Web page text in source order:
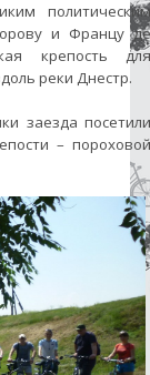
политическим
и Францу де
крепость для
реки Днестр.
заезда посетили
– пороховой